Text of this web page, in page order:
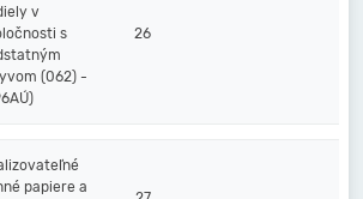
v
s
(062) -
26
papiere a